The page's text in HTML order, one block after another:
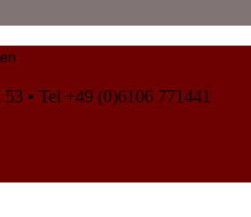
• Tel +49 (0)6106 771441